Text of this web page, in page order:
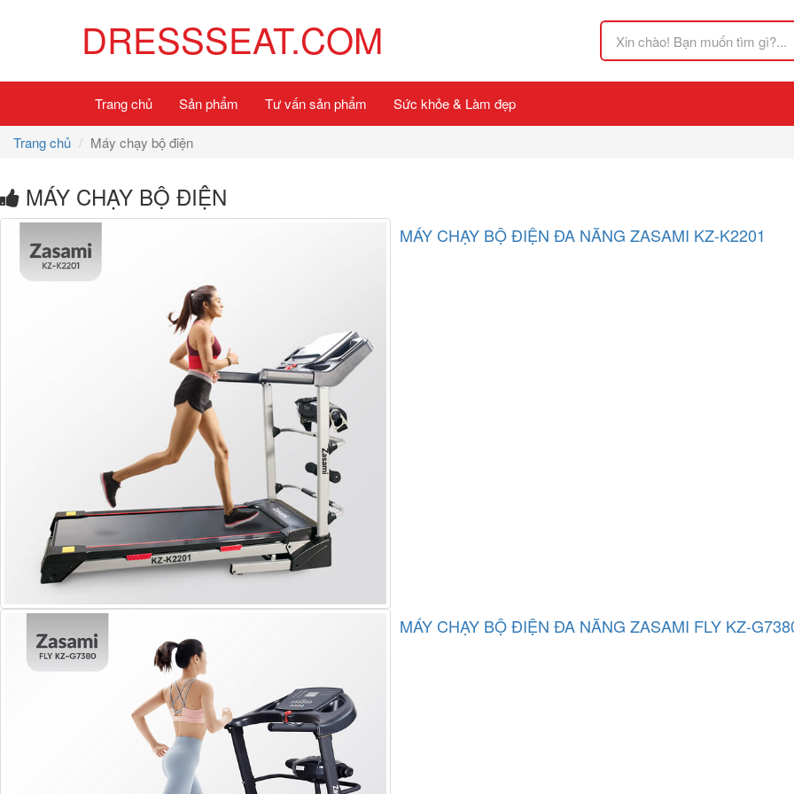
DRESSSEAT.COM
Trang chủ Sản phẩm Tư vấn sản phẩm Sức khỏe & Làm đẹp
Trang chủ Máy chạy bộ điện
MÁY CHẠY BỘ ĐIỆN
MÁY CHẠY BỘ ĐIỆN ĐA NĂNG ZASAMI KZ-K2201
MÁY CHẠY BỘ ĐIỆN ĐA NĂNG ZASAMI FLY KZ-